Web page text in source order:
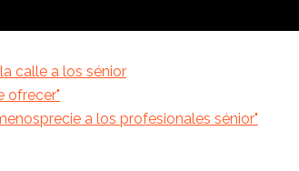
calle a los sénior
ofrecer"
a los profesionales sénior"